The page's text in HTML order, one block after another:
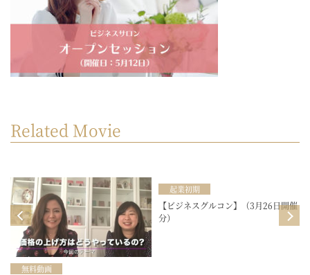
Related Movie
無料動画
起業初期
【ビジネスグルコン】（3月26日開催
分）